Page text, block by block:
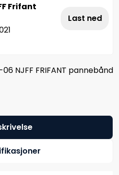
Frifant
Last ned
NJFF FRIFANT pannebånd